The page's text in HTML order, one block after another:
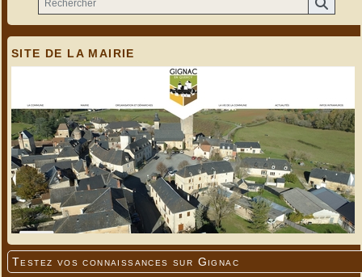
SITE DE LA MAIRIE
Testez vos connaissances sur Gignac